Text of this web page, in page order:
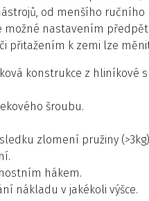
od menšího
možné nastavením
přitažením k zemi lze
konstrukce z hliníkové
šroubu.
zlomení pružiny
hákem.
nákladu v jakékoli výšce.